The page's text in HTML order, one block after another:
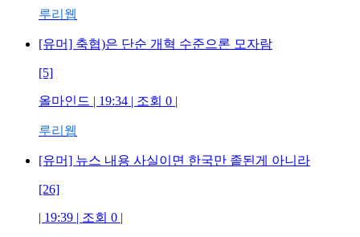
루리웹
[유머] 축협)은 단순 개혁 수준으론 모자람
[5]
올마인드 | 19:34 | 조회 0 |
루리웹
[유머] 뉴스 내용 사실이면 한국만 좉된게 아니라
[26]
| 19:39 | 조회 0 |